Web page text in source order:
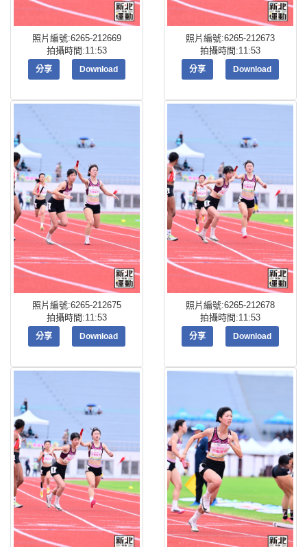
照片編號:6265-212669
拍攝時間:11:53
分享 Download
照片編號:6265-212673
拍攝時間:11:53
分享 Download
照片編號:6265-212675
拍攝時間:11:53
分享 Download
照片編號:6265-212678
拍攝時間:11:53
分享 Download